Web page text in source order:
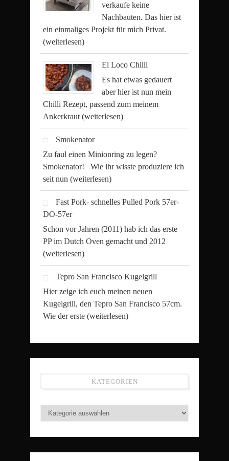
verkaufe keine
Nachbauten. Das hier ist
ein einmaliges Projekt für mich Privat.
(weiterlesen)
El Loco Chilli
Es hat etwas gedauert
aber hier ist nun mein
Chilli Rezept, passend zum meinem
Ankerkraut (weiterlesen)
Smokenator
Zu faul einen Minionring zu legen?
Smokenator! Wie ihr wisste produziere ich
seit nun (weiterlesen)
Fast Pork- schnelles Pulled Pork 57er-
DO-57er
Schon vor Jahren (2011) hab ich das erste
PP im Dutch Oven gemacht und 2012
(weiterlesen)
Tepro San Francisco Kugelgrill
Hier zeige ich euch meinen neuen
Kugelgrill, den Tepro San Francisco 57cm.
Wie der erste (weiterlesen)
KATEGORIEN